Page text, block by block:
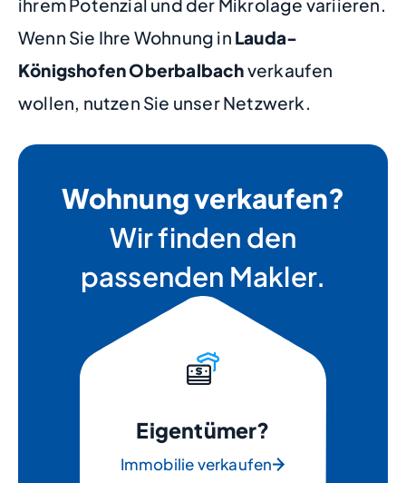
Wenn Sie Ihre Wohnung in Lauda-
Königshofen Oberbalbachverkaufen
wollen, nutzen Sie unser Netzwerk.
Wohnung verkaufen?
Wir finden den
passenden Makler.
Eigentümer?
Immobilie verkaufen